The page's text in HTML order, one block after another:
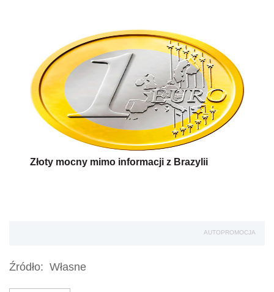
Złoty mocny mimo informacji z Brazylii
AUTOPROMOCJA
Źródło: Własne